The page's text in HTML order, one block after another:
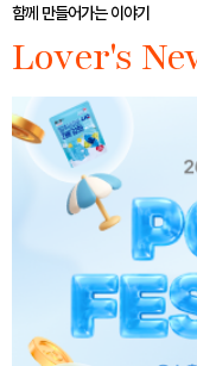
함께 만들어가는 이야기
Lover's